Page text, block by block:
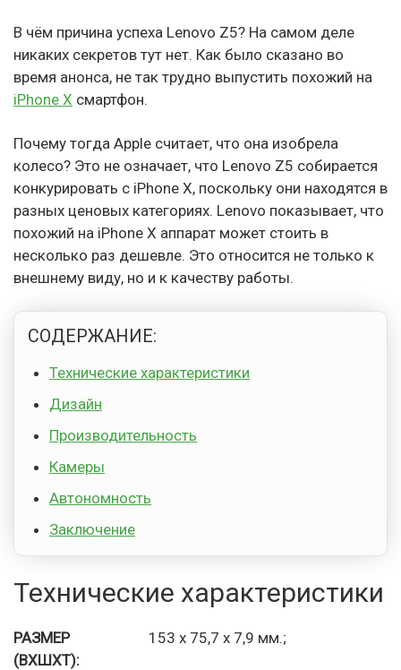
В чём причина успеха Lenovo Z5? На самом деле
никаких секретов тут нет. Как было сказано во
время анонса, не так трудно выпустить похожий на
iPhone X смартфон.
Почему тогда Apple считает, что она изобрела
колесо? Это не означает, что Lenovo Z5 собирается
конкурировать с iPhone X, поскольку они находятся в
разных ценовых категориях. Lenovo показывает, что
похожий на iPhone X аппарат может стоить в
несколько раз дешевле. Это относится не только к
внешнему виду, но и к качеству работы.
СОДЕРЖАНИЕ:
Технические характеристики
Дизайн
Производительность
Камеры
Автономность
Заключение
Технические характеристики
РАЗМЕР
(ВХШХТ):
153 x 75,7 x 7,9 мм.;